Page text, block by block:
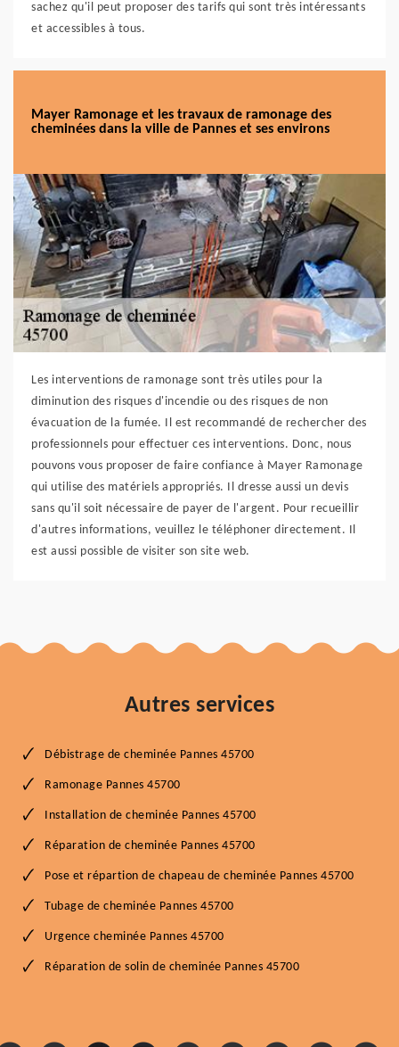
sachez qu'il peut proposer des tarifs qui sont très intéressants
et accessibles à tous.
Mayer Ramonage et les travaux de ramonage des
cheminées dans la ville de Pannes et ses environs
Les interventions de ramonage sont très utiles pour la
diminution des risques d'incendie ou des risques de non
évacuation de la fumée. Il est recommandé de rechercher des
professionnels pour effectuer ces interventions. Donc, nous
pouvons vous proposer de faire confiance à Mayer Ramonage
qui utilise des matériels appropriés. Il dresse aussi un devis
sans qu'il soit nécessaire de payer de l'argent. Pour recueillir
d'autres informations, veuillez le téléphoner directement. Il
est aussi possible de visiter son site web.
Autres services
Débistrage de cheminée Pannes 45700
Ramonage Pannes 45700
Installation de cheminée Pannes 45700
Réparation de cheminée Pannes 45700
Pose et répartion de chapeau de cheminée Pannes 45700
Tubage de cheminée Pannes 45700
Urgence cheminée Pannes 45700
Réparation de solin de cheminée Pannes 45700